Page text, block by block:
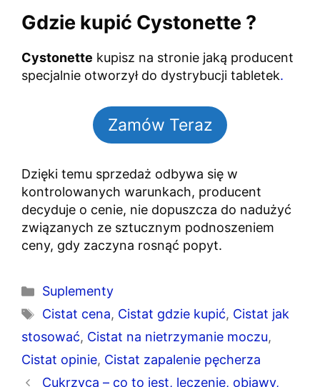
Gdzie kupić Cystonette ?
Cystonette kupisz na stronie jaką producent
specjalnie otworzył do dystrybucji tabletek.
Zamów Teraz
Dzięki temu sprzedaż odbywa się w
kontrolowanych warunkach, producent
decyduje o cenie, nie dopuszcza do nadużyć
związanych ze sztucznym podnoszeniem
ceny, gdy zaczyna rosnąć popyt.
Kategorie
Suplementy
Tagi
Cistat cena, Cistat gdzie kupić, Cistat jak
stosować, Cistat na nietrzymanie moczu,
Cistat opinie, Cistat zapalenie pęcherza
Cukrzyca – co to jest, leczenie, objawy,